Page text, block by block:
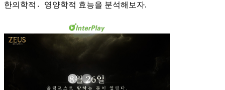
한의학적영〮양학적 효능을 분석해보자.